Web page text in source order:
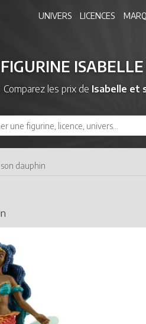
UNIVERS LICENCES
FIGURINE
Comparez les prix de Isabelle et
dauphin